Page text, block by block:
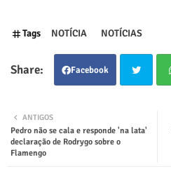
Tags NOTÍCIA NOTÍCIAS
Facebook
ter
ANTIGOS
Pedro não se cala e responde 'na lata'
declaração de Rodrygo sobre o
Flamengo